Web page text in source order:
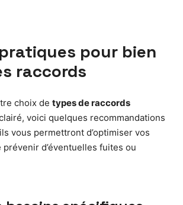
pour bien
raccords
choix de types de raccords
voici quelques recommandations
vous permettront d’optimiser vos
d’éventuelles fuites ou